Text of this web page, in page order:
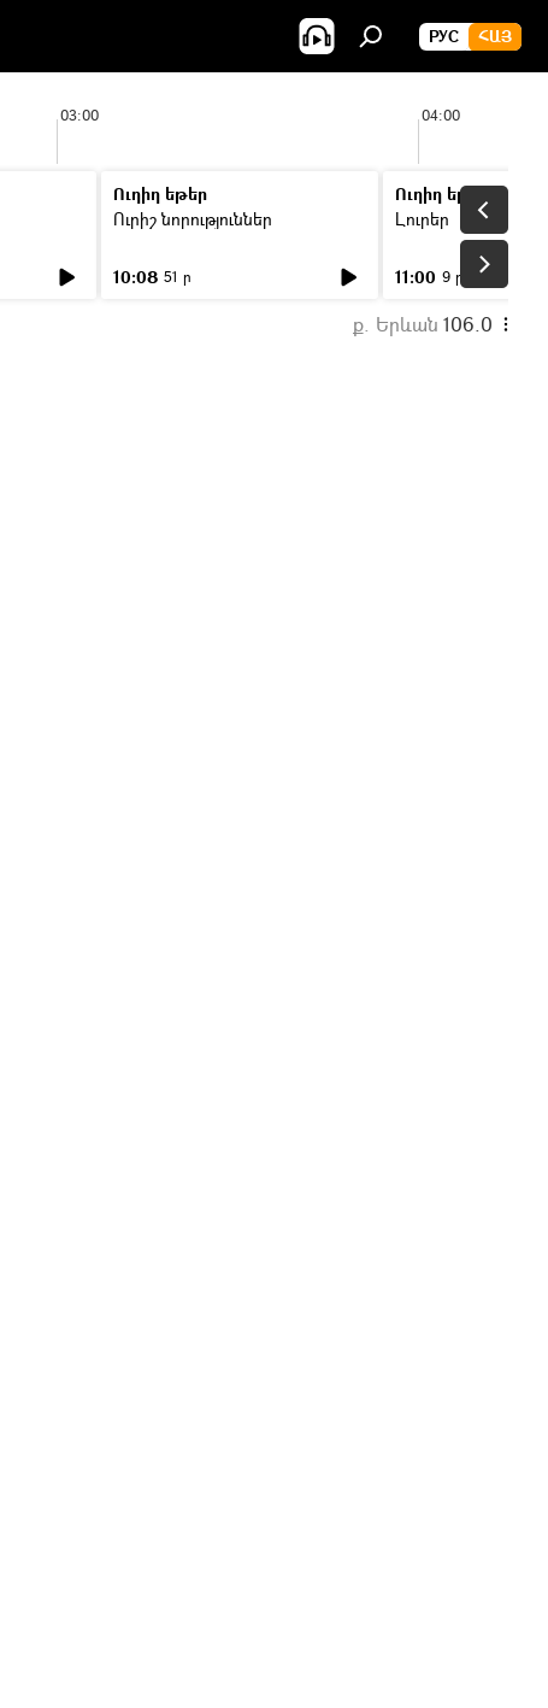
РУС ՀԱՅ
03:00 04:00
Ուղիղ եթեր
Ուրիշ նորություններ
10:08 51 ր
Ուղիղ եթեր
Լուրեր
11:00 9 ր
ք. Երևան 106.0